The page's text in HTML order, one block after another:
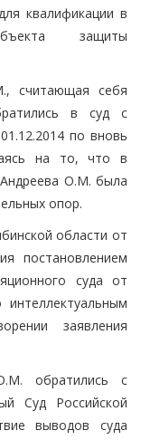
квалификации в
защиты
считающая себя
в суд с
по вновь
на то, что в
Андреева О.М. была
опор.
области от
постановлением
суда от
заявления
обратились с
Суд Российской
выводов суда